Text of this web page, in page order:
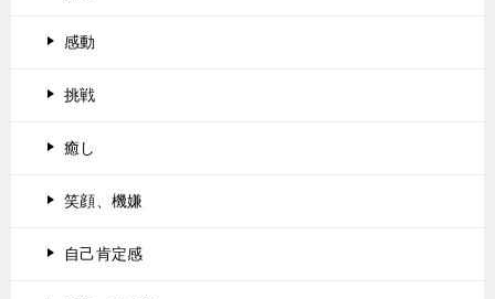
感動
挑戦
癒し
笑顔、機嫌
自己肯定感